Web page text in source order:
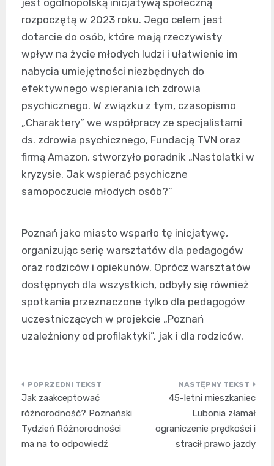
jest ogólnopolską inicjatywą społeczną
rozpoczętą w 2023 roku. Jego celem jest
dotarcie do osób, które mają rzeczywisty
wpływ na życie młodych ludzi i ułatwienie im
nabycia umiejętności niezbędnych do
efektywnego wspierania ich zdrowia
psychicznego. W związku z tym, czasopismo
„Charaktery” we współpracy ze specjalistami
ds. zdrowia psychicznego, Fundacją TVN oraz
firmą Amazon, stworzyło poradnik „Nastolatki w
kryzysie. Jak wspierać psychiczne
samopoczucie młodych osób?”
Poznań jako miasto wsparło tę inicjatywę,
organizując serię warsztatów dla pedagogów
oraz rodziców i opiekunów. Oprócz warsztatów
dostępnych dla wszystkich, odbyły się również
spotkania przeznaczone tylko dla pedagogów
uczestniczących w projekcie „Poznań
uzależniony od profilaktyki”, jak i dla rodziców.
Nawigacja
wpisu
Jak zaakceptować
różnorodność? Poznański
Tydzień Różnorodności
ma na to odpowiedź
45-letni mieszkaniec
Lubonia złamał
ograniczenie prędkości i
stracił prawo jazdy